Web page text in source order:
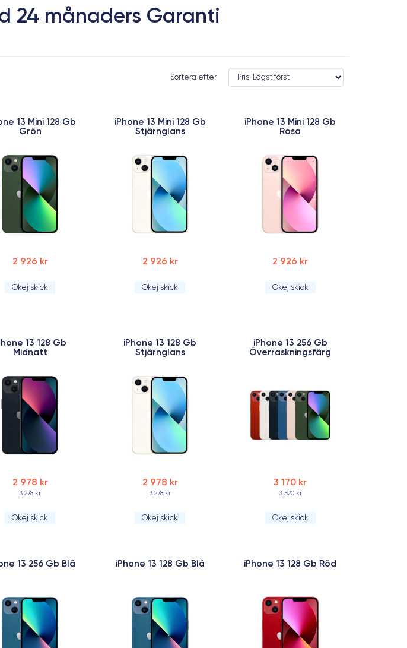
24 månaders Garanti
Sortera efter
13 Mini 128 Gb
Grön
2 926 kr
Okej skick
iPhone 13 Mini 128 Gb
Stjärnglans
2 926 kr
Okej skick
iPhone 13 Mini 128 Gb
Rosa
2 926 kr
Okej skick
13 128 Gb
Midnatt
2 978 kr
3 278 kr
Okej skick
iPhone 13 128 Gb
Stjärnglans
2 978 kr
3 278 kr
Okej skick
iPhone 13 256 Gb
Överraskningsfärg
3 170 kr
3 520 kr
Okej skick
13 256 Gb Blå iPhone 13 128 Gb Blå iPhone 13 128 Gb Röd